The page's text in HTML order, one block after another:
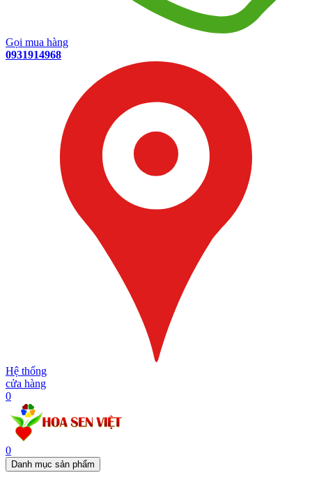
Gọi mua hàng
0931914968
Hệ thống
cửa hàng
0
0
Danh mục sản phẩm